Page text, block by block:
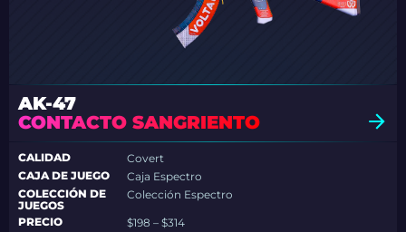
AK-47
CONTACTO SANGRIENTO
CALIDAD
Covert
CAJA DE JUEGO
Caja Espectro
COLECCIÓN DE
JUEGOS
Colección Espectro
PRECIO
$198 – $314